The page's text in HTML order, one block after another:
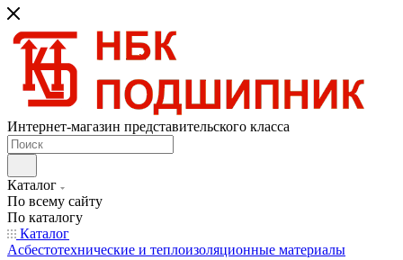
Интернет-магазин представительского класса
Каталог
По всему сайту
По каталогу
Каталог
Асбестотехнические и теплоизоляционные материалы